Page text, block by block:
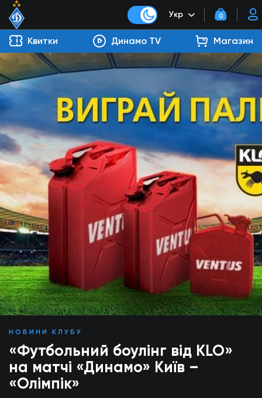
Укр 0
Квитки Динамо TV Магазин
НОВИНИ КЛУБУ
«Футбольний боулінг від KLO»
на матчі «Динамо» Київ –
«Олімпік»